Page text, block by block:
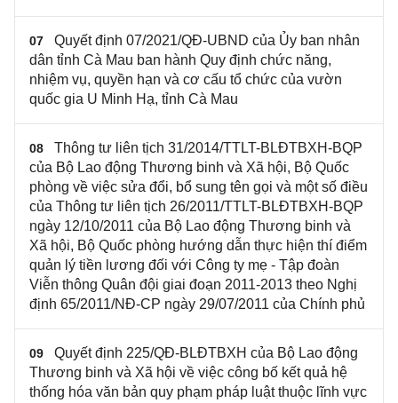
07
Quyết định 07/2021/QĐ-UBND của Ủy ban nhân
dân tỉnh Cà Mau ban hành Quy định chức năng,
nhiệm vụ, quyền hạn và cơ cấu tổ chức của vườn
quốc gia U Minh Hạ, tỉnh Cà Mau
08
Thông tư liên tịch 31/2014/TTLT-BLĐTBXH-BQP
của Bộ Lao động Thương binh và Xã hội, Bộ Quốc
phòng về việc sửa đổi, bổ sung tên gọi và một số điều
của Thông tư liên tịch 26/2011/TTLT-BLĐTBXH-BQP
ngày 12/10/2011 của Bộ Lao động Thương binh và
Xã hội, Bộ Quốc phòng hướng dẫn thực hiện thí điểm
quản lý tiền lương đối với Công ty mẹ - Tập đoàn
Viễn thông Quân đội giai đoạn 2011-2013 theo Nghị
định 65/2011/NĐ-CP ngày 29/07/2011 của Chính phủ
09
Quyết định 225/QĐ-BLĐTBXH của Bộ Lao động
Thương binh và Xã hội về việc công bố kết quả hệ
thống hóa văn bản quy phạm pháp luật thuộc lĩnh vực